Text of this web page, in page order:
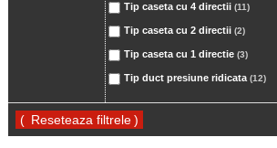
Tip caseta cu 4 directii (11)
Tip caseta cu 2 directii (2)
Tip caseta cu 1 directie (3)
Tip duct presiune ridicata (12)
( )